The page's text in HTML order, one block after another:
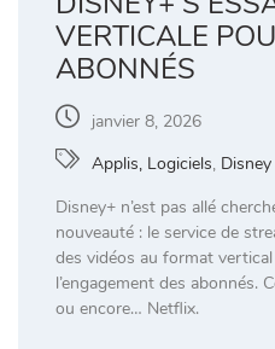
VERTICALE
ABONNÉS
janvier 8, 2026
Applis, Logiciels, Disney
Disney+ n’est pas allé
nouveauté : le service de
des vidéos au format
l’engagement des abonnés.
ou encore… Netflix.